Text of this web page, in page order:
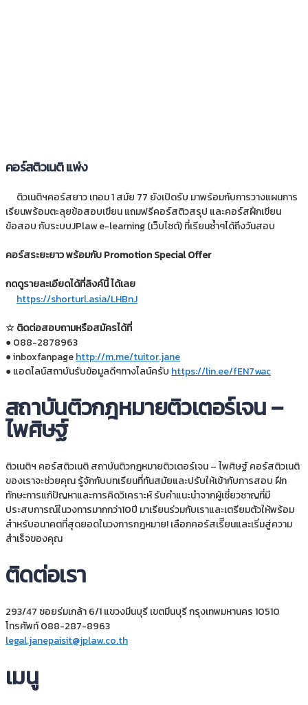
คอร์สติวเนติ แพ่ง
ติวเนติฯคอร์สยาว เทอม 1 สมัย 77 ยังเปิดรับ มาพร้อมกับการวางแผนการ
เรียนพร้อมตะลุยข้อสอบเขียน แถมฟรีคอร์สติวสรุป และคอร์สฝึกเขียน
ข้อสอบ กับระบบJPlaw e-learning (เว็บไซต์) ที่เรียนซ้ำๆได้ถึงวันสอบ
คอร์สระยะยาว พร้อมกับ Promotion Special Offer
กดดูรายละเอียดได้ที่ลิงค์นี้ ได้เลย
https://shorturl.asia/LHBnJ
☆ ติดต่อสอบถามหรือสมัครได้ที่
● 088-2878963
● inboxfanpagehttp://m.me/tuitor.jane
● แอดไลน์สถาบันรับข้อมูลดีๆทางไลน์ครับ https://lin.ee/fEN7wac
สถาบันติวกฎหมายติวเตอร์เจน –
ไพศิษฐ์
ติวเนติฯ คอร์สติวเนติ สถาบันติวกฎหมายติวเตอร์เจน – ไพศิษฐ์ คอร์สติวเนติ
ของเราจะช่วยคุณ รู้จักกับบทเรียนที่ทันสมัยและปรับให้เข้ากับการสอบ ฝึก
ทักษะการแก้ปัญหาและการคิดวิเคราะห์ รับคำแนะนำจากผู้เชี่ยวชาญที่มี
ประสบการณ์ในวงการมากกว่า10ปี มาเรียนร่วมกับเราและเตรียมตัวให้พร้อม
สำหรับอนาคตที่สุดยอดในวงการกฎหมาย! เลือกคอร์สเรีียนและเริ่มสู่ความ
สำเร็จของคุณ
ติดต่อเรา
293/47 ซอยร่มเกล้า 6/1 แขวงมีนบุรี เขตมีนบุรี กรุงเทพมหานคร 10510
โทรศัพท์ 088-287-8963
legal.janepaisit@jplaw.co.th
เมนู